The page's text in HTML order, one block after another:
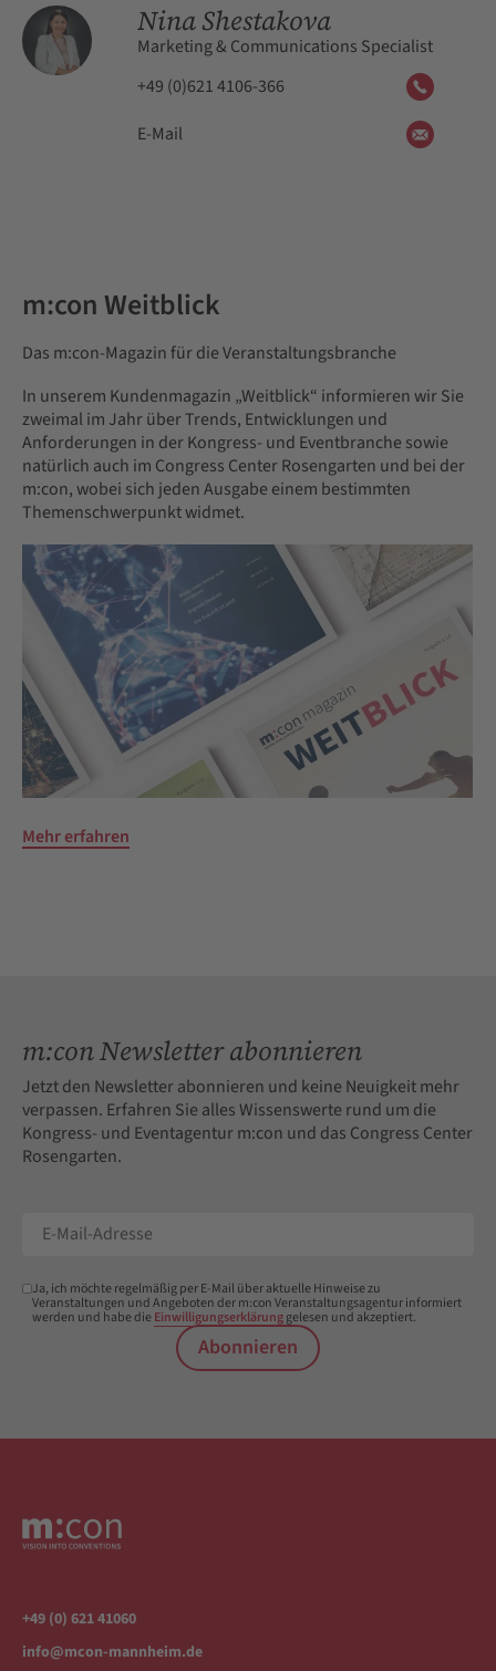
Nina Shestakova
Marketing & Communications Specialist
+49 (0)621 4106-366
E-Mail
m:con Weitblick
Das m:con-Magazin für die Veranstaltungsbranche
In unserem Kundenmagazin „Weitblick“ informieren wir Sie
zweimal im Jahr über Trends, Entwicklungen und
Anforderungen in der Kongress- und Eventbranche sowie
natürlich auch im Congress Center Rosengarten und bei der
m:con, wobei sich jeden Ausgabe einem bestimmten
Themenschwerpunkt widmet.
Mehr erfahren
m:con Newsletter abonnieren
Jetzt den Newsletter abonnieren und keine Neuigkeit mehr
verpassen. Erfahren Sie alles Wissenswerte rund um die
Kongress- und Eventagentur m:con und das Congress Center
Rosengarten.
Ja, ich möchte regelmäßig per E-Mail über aktuelle Hinweise zu
Veranstaltungen und Angeboten der m:con Veranstaltungsagentur informiert
werden und habe dieEinwilligungserklärunggelesen und akzeptiert.
Abonnieren
+49 (0) 621 41060
info@mcon-mannheim.de